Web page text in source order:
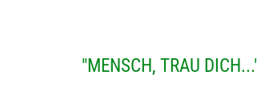
"MENSCH, TRAU